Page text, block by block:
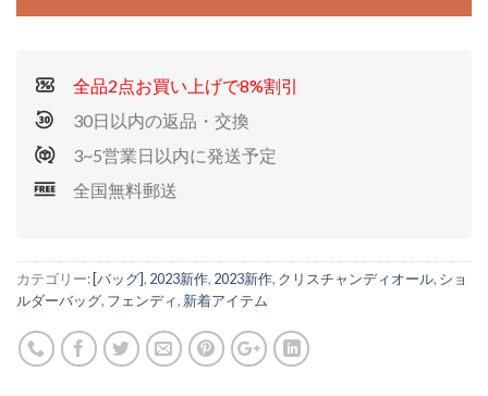
全品2点お買い上げで8%割引
30日以内の返品・交換
3~5営業日以内に発送予定
全国無料郵送
カテゴリー: [バッグ], 2023新作, 2023新作, クリスチャンディオール, ショ
ルダーバッグ, フェンディ, 新着アイテム